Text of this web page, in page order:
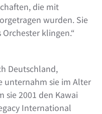
die mit
wurden. Sie
klingen.“
Deutschland,
unternahm sie im Alter
sie 2001 den Kawai
International